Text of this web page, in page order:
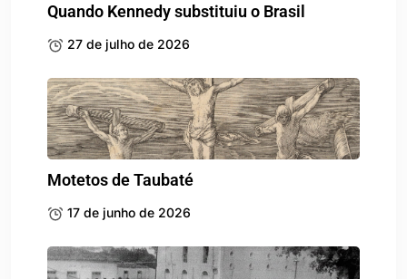
Quando Kennedy substituiu o Brasil
27 de julho de 2026
Motetos de Taubaté
17 de junho de 2026